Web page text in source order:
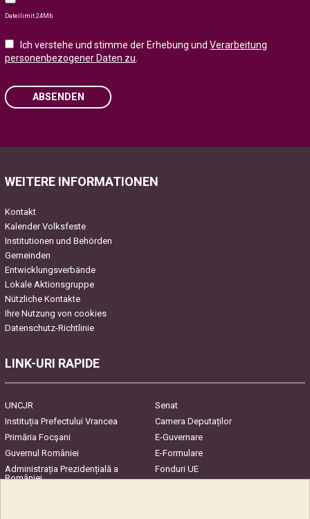
Dateilimit 24Mb
Ich verstehe und stimme der Erhebung undVerarbeitung
personenbezogener Daten zu.
ABSENDEN
WEITERE INFORMATIONEN
Kontakt
Kalender Volksfeste
Institutionen und Behörden
Gemeinden
Entwicklungsverbände
Lokale Aktionsgruppe
Nützliche Kontakte
Ihre Nutzung von cookies
Datenschutz-Richtlinie
LINK-URI RAPIDE
UNCJR
Senat
Instituția Prefectului Vrancea
Camera Deputaților
Primăria Focşani
E-Guvernare
Guvernul României
E-Formulare
Administrația Prezidențială a
României
Fonduri UE